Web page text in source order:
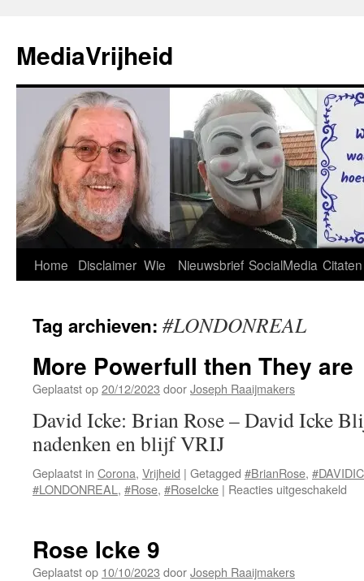
de
inhoud
MediaVrijheid
Home Disclaimer Wie Nieuwsbrief SocialMedia Citaten
Tag archieven: #LONDONREAL
More Powerfull then They are
Geplaatst op20/12/2023 doorJoseph Raaijmakers
David Icke: Brian Rose – David Icke
nadenken en blijf VRIJ
Geplaatst in Corona, Vrijheid | Getagged #BrianRose,
#LONDONREAL , #Rose, #RoseIcke | Reacties uitgeschakeld
Rose Icke 9
Geplaatst op 10/10/2023 doorJoseph Raaijmakers